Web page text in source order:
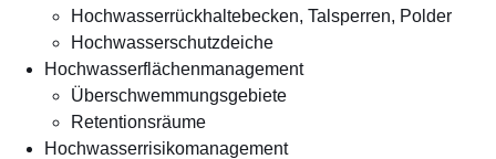
Hochwasser­rückhalte­becken, Talsperren, Polder
Hochwasserschutzdeiche
Hochwasser­flächenmanagement
Überschwemmungs­gebiete
Retentionsräume
Hochwasser­risiko­management